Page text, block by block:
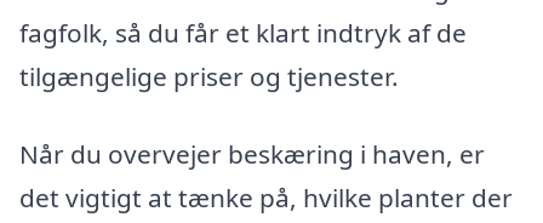
fagfolk, så du får et klart indtryk af de
tilgængelige priser og tjenester.
Når du overvejer beskæring i haven, er
det vigtigt at tænke på, hvilke planter der